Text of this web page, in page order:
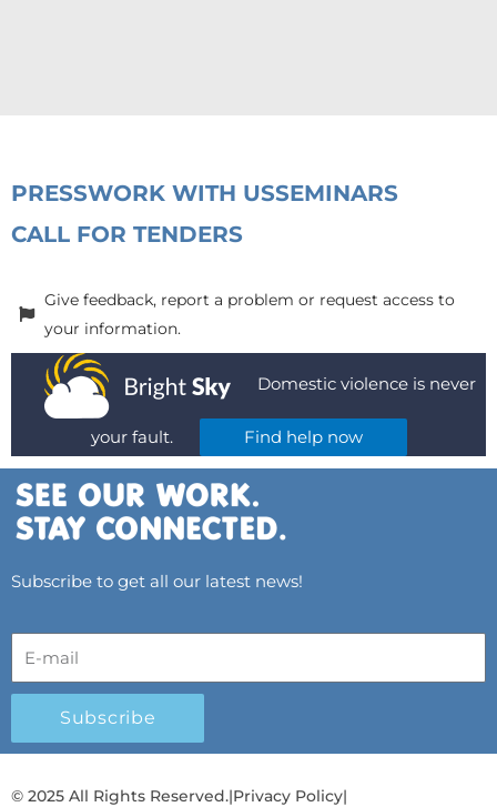
PRESSWORK WITH USSEMINARS
CALL FOR TENDERS
Give feedback, report a problem or request access to
your information.
Domestic violence is never
your fault. Find help now
Subscribe to get all our latest news!
Subscribe
© 2025 All Rights Reserved.|Privacy Policy|